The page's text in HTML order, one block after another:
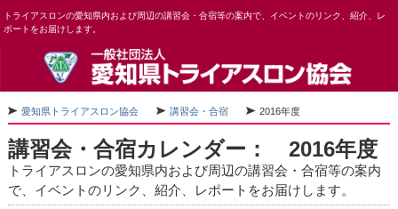
トライアスロンの愛知県内および周辺の講習会・合宿等の案内で、イベントのリンク、紹介、レ
ポートをお届けします。
愛知県トライアスロン協会 講習会・合宿 2016年度
講習会・合宿カレンダー： 2016年度
トライアスロンの愛知県内および周辺の講習会・合宿等の案内
で、イベントのリンク、紹介、レポートをお届けします。